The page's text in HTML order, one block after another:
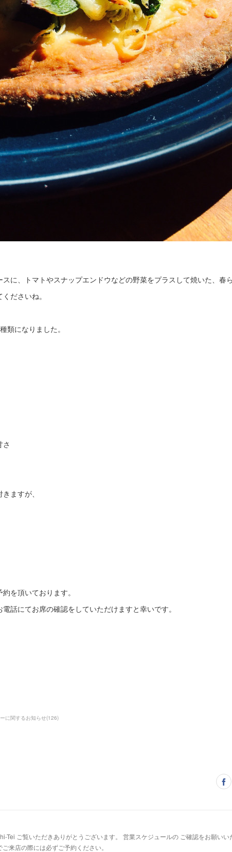
に、トマトやスナップエンドウなどの野菜をプラスして焼いた、春
ださいね。
類になりました。
ますが、
を頂いております。
話にてお席の確認をしていただけますと幸いです。
に関するお知らせ(126)
Tei ご覧いただきありがとうございます。 営業スケジュールの ご確認をお願い
来店の際には必ずご予約ください。